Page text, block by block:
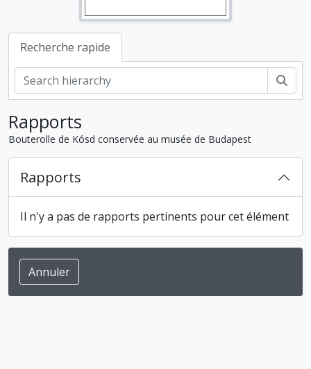
Recherche rapide
Rapports
Bouterolle de Kósd conservée au musée de Budapest
Rapports
Il n'y a pas de rapports pertinents pour cet élément
Annuler